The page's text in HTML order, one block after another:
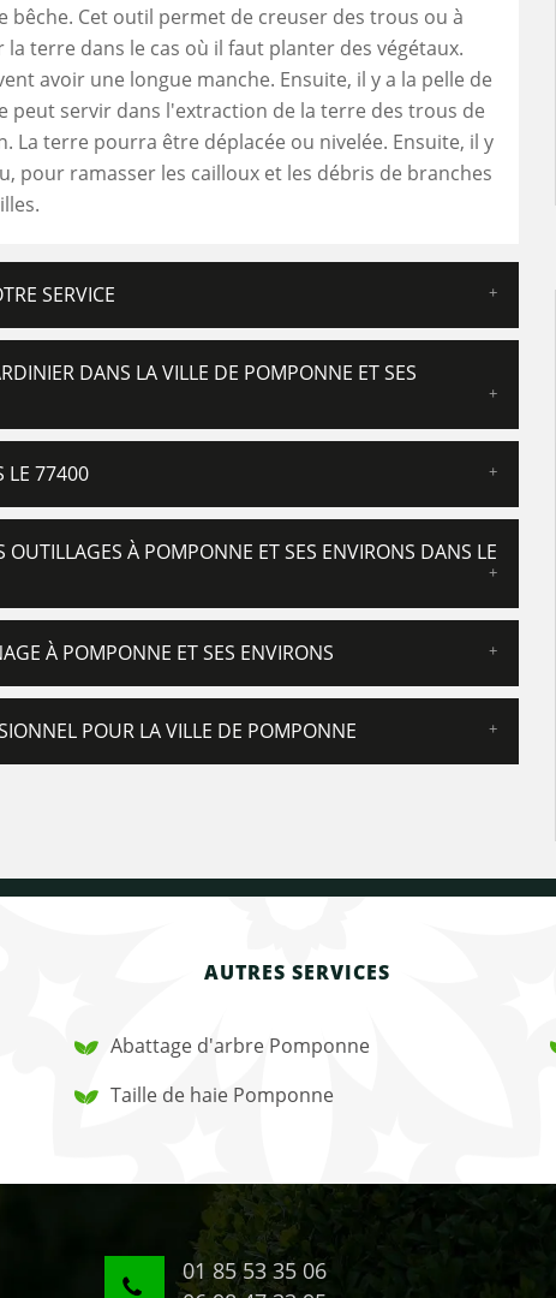
bêche. Cet outil permet de creuser des trous ou à
terre dans le cas où il faut planter des végétaux.
avoir une longue manche. Ensuite, il y a la pelle de
peut servir dans l'extraction de la terre des trous de
La terre pourra être déplacée ou nivelée. Ensuite, il y
pour ramasser les cailloux et les débris de branches
SERVICE
DANS LA VILLE DE POMPONNE ET SES
LE 77400
OUTILLAGES À POMPONNE ET SES ENVIRONS DANS LE
À POMPONNE ET SES ENVIRONS
POUR LA VILLE DE POMPONNE
AUTRES SERVICES
Abattage d'arbre Pomponne
Taille de haie Pomponne
01 85 53 35 06